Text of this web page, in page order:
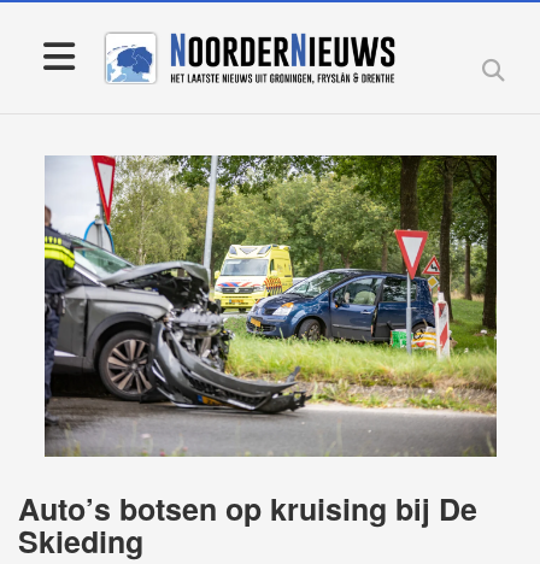
Auto’s botsen op kruising bij De
Skieding